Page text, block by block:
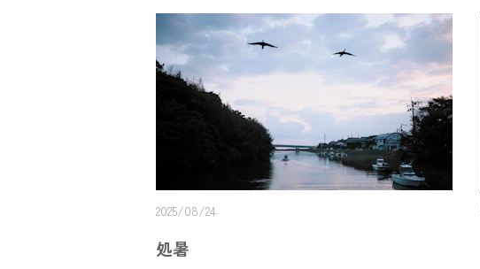
絵の裏には 『da di da』と書かれていました。タイトルか
と思うのですが、調べてみたところ、この言葉に意味ら
しい意味はないようで。1985年に松任谷由美さんがリリ
ースされたアルバムの名前が『DA・DI・DA』だそうで
す。このアルバムを聴いてみたのですが、恋人との別れ
をテーマにした前を向く女性の曲が多い印象で、絵と関
係があるのかは分かりませんでした。ふむ、なんでしょ
うね？☁️🪽宿に入ってすぐ、作品リストをご用意してい
ます。絵を見てタイトルを見て描かれた時を見てなにか
見え方が変わったりするかもしれません。私は特にタイ
トルを知ると、途端に見え方が変わるので面白いなと思
さいました。めぐみさんの絵は2度海を渡り、海外にあっ
2025/08/24
処暑